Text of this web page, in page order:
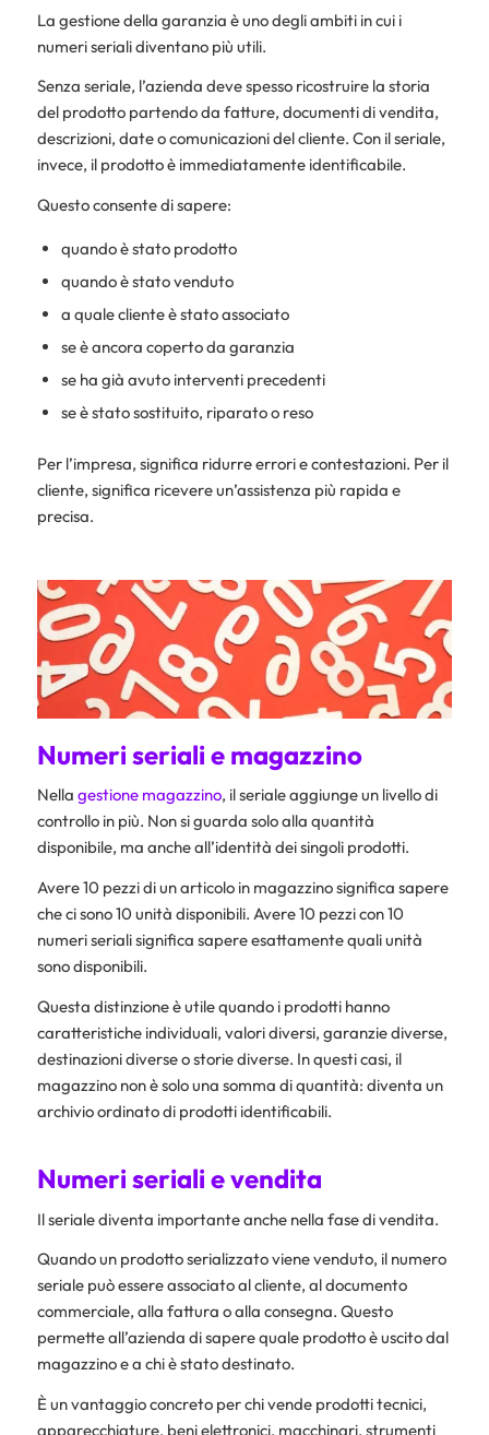
La gestione della garanzia è uno degli ambiti in cui i
numeri seriali diventano più utili.
Senza seriale, l’azienda deve spesso ricostruire la storia
del prodotto partendo da fatture, documenti di vendita,
descrizioni, date o comunicazioni del cliente. Con il seriale,
invece, il prodotto è immediatamente identificabile.
Questo consente di sapere:
quando è stato prodotto
quando è stato venduto
a quale cliente è stato associato
se è ancora coperto da garanzia
se ha già avuto interventi precedenti
se è stato sostituito, riparato o reso
Per l’impresa, significa ridurre errori e contestazioni. Per il
cliente, significa ricevere un’assistenza più rapida e
precisa.
Numeri seriali e magazzino
Nella gestione magazzino, il seriale aggiunge un livello di
controllo in più. Non si guarda solo alla quantità
disponibile, ma anche all’identità dei singoli prodotti.
Avere 10 pezzi di un articolo in magazzino significa sapere
che ci sono 10 unità disponibili. Avere 10 pezzi con 10
numeri seriali significa sapere esattamente quali unità
sono disponibili.
Questa distinzione è utile quando i prodotti hanno
caratteristiche individuali, valori diversi, garanzie diverse,
destinazioni diverse o storie diverse. In questi casi, il
magazzino non è solo una somma di quantità: diventa un
archivio ordinato di prodotti identificabili.
Numeri seriali e vendita
Il seriale diventa importante anche nella fase di vendita.
Quando un prodotto serializzato viene venduto, il numero
seriale può essere associato al cliente, al documento
commerciale, alla fattura o alla consegna. Questo
permette all’azienda di sapere quale prodotto è uscito dal
magazzino e a chi è stato destinato.
È un vantaggio concreto per chi vende prodotti tecnici,
apparecchiature, beni elettronici, macchinari, strumenti